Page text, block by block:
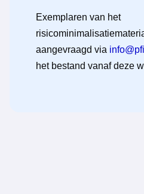
Exemplaren van het
aangevraagd via
het bestand vanaf deze